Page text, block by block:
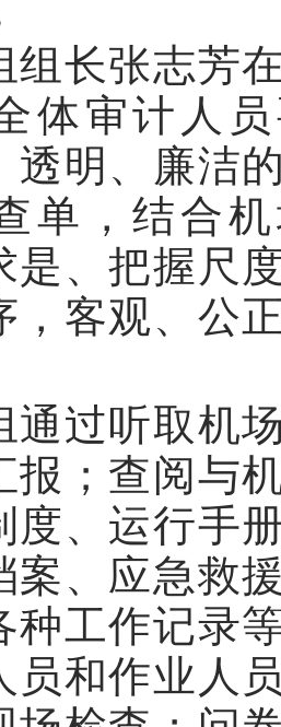
长张志芳在
体审计人
透明、廉洁
单，结合
是、把握尺
，客观、公
过听取机场
报；查阅与
度、运行手
案、应急救
种工作记录
员和作业人